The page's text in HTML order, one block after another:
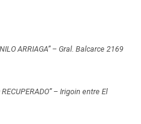
ARRIAGA” – Gral. Balcarce 2169
– Irigoin entre El